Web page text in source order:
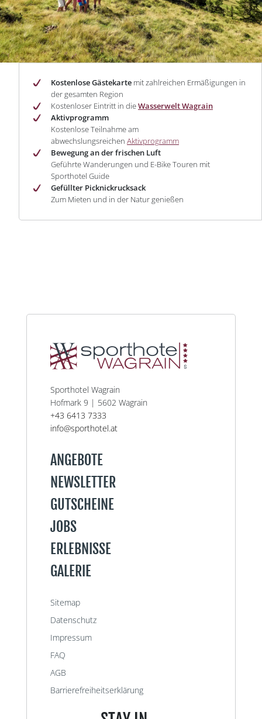
Kostenlose Gästekarte mit zahlreichen Ermäßigungen in
der gesamten Region
Kostenloser Eintritt in dieWasserwelt Wagrain
Aktivprogramm
Kostenlose Teilnahme am
abwechslungsreichen Aktivprogramm
Bewegung an der frischen Luft
Geführte Wanderungen und E-Bike Touren mit
Sporthotel Guide
Gefüllter Picknickrucksack
Zum Mieten und in der Natur genießen
Sporthotel Wagrain
Hofmark 9 | 5602 Wagrain
+43 6413 7333
info@sporthotel.at
ANGEBOTE
NEWSLETTER
GUTSCHEINE
JOBS
ERLEBNISSE
GALERIE
Sitemap
Datenschutz
Impressum
FAQ
AGB
Barrierefreiheitserklärung